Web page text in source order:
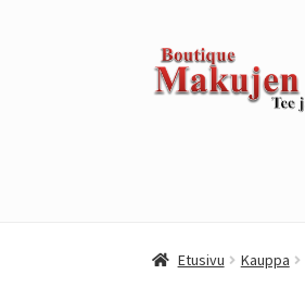
Siirry
navigointiin
Siirry
sisältöön
Yrityksille
Etusivu Kauppa